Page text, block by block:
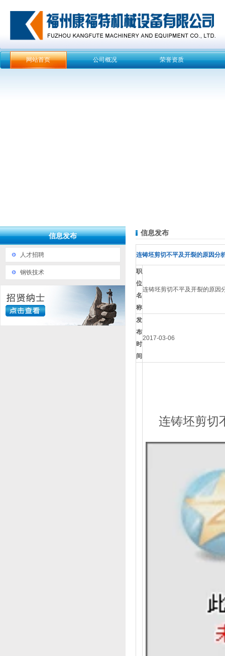
网站首页 公司概况 荣誉资质
信息发布
人才招聘
钢铁技术
信息发布
连铸坯剪切不平及开裂的原因分
职
位
名
称
连铸坯剪切不平及开裂的原因
发
布
时
间
2017-03-06
连铸坯剪切